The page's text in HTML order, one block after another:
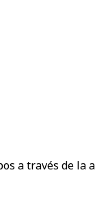
a través de